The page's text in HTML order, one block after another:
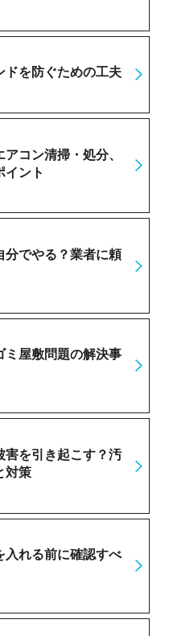
ドを防ぐための工夫
コン清掃・処分、
イント
分でやる？業者に頼
ミ屋敷問題の解決事
害を引き起こす？汚
対策
入れる前に確認すべ